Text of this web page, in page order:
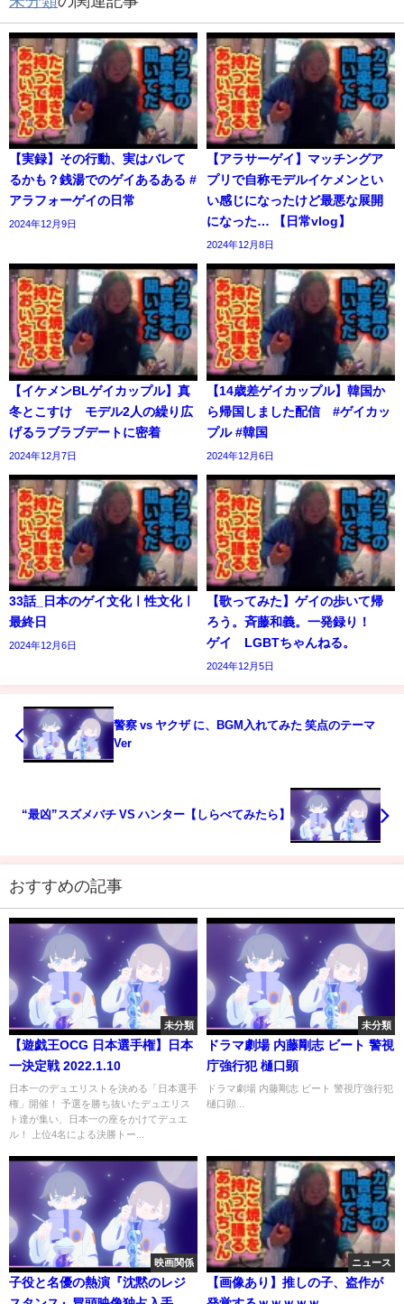
【実録】その行動、実はバレて
るかも？銭湯でのゲイあるある #
アラフォーゲイの日常
2024年12月9日
【アラサーゲイ】マッチングア
プリで自称モデルイケメンとい
い感じになったけど最悪な展開
になった… 【日常vlog】
2024年12月8日
【イケメンBLゲイカップル】真
冬とこすけ モデル2人の繰り広
げるラブラブデートに密着
2024年12月7日
【14歳差ゲイカップル】韓国か
ら帰国しました配信 #ゲイカッ
プル #韓国
2024年12月6日
33話_日本のゲイ文化ㅣ性文化ㅣ
最終日
2024年12月6日
【歌ってみた】ゲイの歩いて帰
ろう。斉藤和義。一発録り！
ゲイ LGBTちゃんねる。
2024年12月5日
警察 vs ヤクザ に、BGM入れてみた 笑点のテーマ
Ver
“最凶”スズメバチ VS ハンター【しらべてみたら】
おすすめの記事
未分類
【遊戯王OCG 日本選手権】日本
一決定戦 2022.1.10
日本一のデュエリストを決める「日本選手
権」開催！ 予選を勝ち抜いたデュエリス
ト達が集い、日本一の座をかけてデュエ
ル！ 上位4名による決勝トー...
未分類
ドラマ劇場 内藤剛志 ビート 警視
庁強行犯 樋口顕
ドラマ劇場 内藤剛志 ビート 警視庁強行犯
樋口顕...
映画関係
子役と名優の熱演『沈黙のレジ
ニュース
【画像あり】推しの子、盗作が